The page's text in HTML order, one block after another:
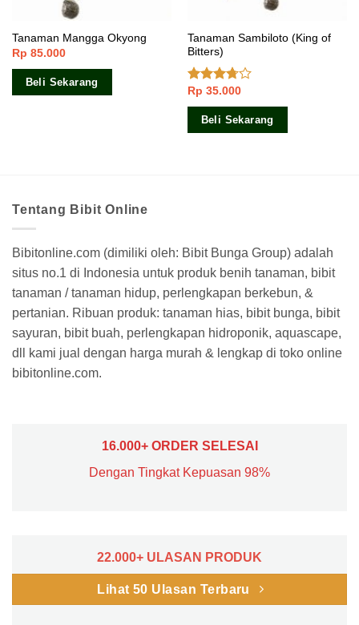
Tanaman Mangga Okyong
Rp 85.000
Beli Sekarang
Tanaman Sambiloto (King of
Bitters)
Dinilai
3.50dari
Rp 35.000
Beli Sekarang
Tentang Bibit Online
Bibitonline.com (dimiliki oleh: Bibit Bunga Group) adalah
situs no.1 di Indonesia untuk produk benih tanaman, bibit
tanaman / tanaman hidup, perlengkapan berkebun, &
pertanian. Ribuan produk: tanaman hias, bibit bunga, bibit
sayuran, bibit buah, perlengkapan hidroponik, aquascape,
dll kami jual dengan harga murah & lengkap di toko online
bibitonline.com.
16.000+ ORDER SELESAI
Dengan Tingkat Kepuasan 98%
22.000+ ULASAN PRODUK
Lihat 50 Ulasan Terbaru